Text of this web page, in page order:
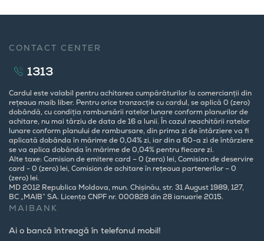
CONTACT CENTER
1313
Cardul este valabil pentru achitarea cumpărăturilor la comercianții din
rețeaua maib liber. Pentru orice tranzacție cu cardul, se aplică 0 (zero)
dobândă, cu condiția rambursării ratelor lunare conform planurilor de
achitare, nu mai târziu de data de 16 a lunii. În cazul neachitării ratelor
lunare conform planului de rambursare, din prima zi de întârziere va fi
aplicată dobânda în mărime de 0,04% zi, iar din a 60-a zi de întârziere
se va aplica dobânda în mărime de 0,04% pentru fiecare zi.
Alte taxe: Comision de emitere card – 0 (zero) lei, Comision de deservire
card - 0 (zero) lei, Comision de achitare în rețeaua partenerilor – 0
(zero) lei.
MD 2012 Republica Moldova, mun. Chișinău, str. 31 August 1989, 127,
BC „MAIB” SA. Licența CNPF nr. 000828 din 28 ianuarie 2015.
MAIBANK
Ai o bancă întreagă în telefonul mobil!